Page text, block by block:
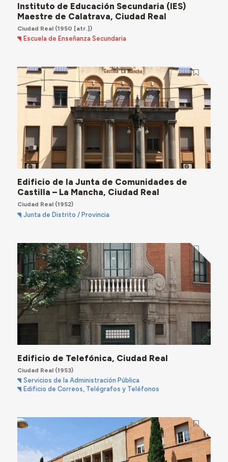
Instituto de Educación Secundaria (IES)
Maestre de Calatrava, Ciudad Real
Ciudad Real(1950 [atr.])
Escuela de Enseñanza Secundaria
Edificio de la Junta de Comunidades de
Castilla – La Mancha, Ciudad Real
Ciudad Real(1952)
Junta de Distrito / Provincia
Edificio de Telefónica, Ciudad Real
Ciudad Real(1953)
Servicios de la Administración Pública
Edificio de Correos, Telégrafos y Teléfonos